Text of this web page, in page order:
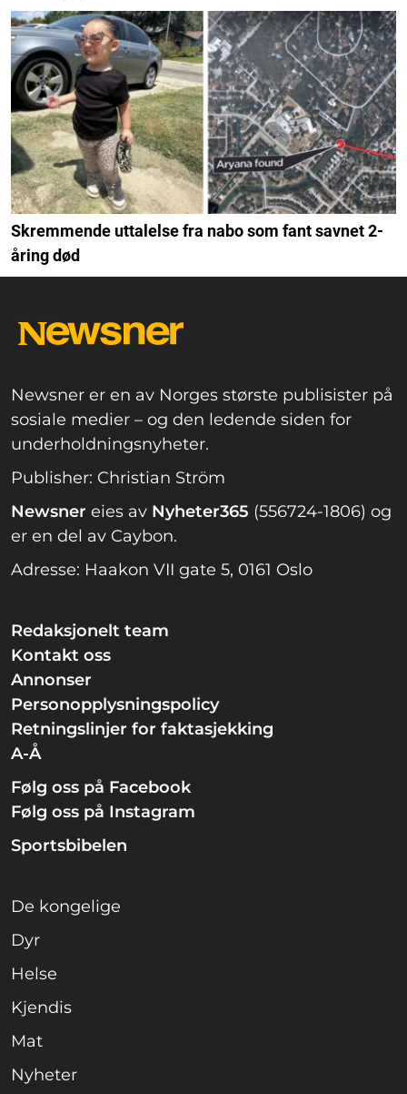
Skremmende uttalelse fra nabo som fant savnet 2-
åring død
Newsner er en av Norges største publisister på
sosiale medier – og den ledende siden for
underholdningsnyheter.
Publisher: Christian Ström
Newsner eies av Nyheter365 (556724-1806) og
er en del av Caybon.
Adresse: Haakon VII gate 5, 0161 Oslo
Redaksjonelt team
Kontakt oss
Annonser
Personopplysningspolicy
Retningslinjer for faktasjekking
A-Å
Følg oss på Facebook
Følg oss på Instagram
Sportsbibelen
De kongelige
Dyr
Helse
Kjendis
Mat
Nyheter